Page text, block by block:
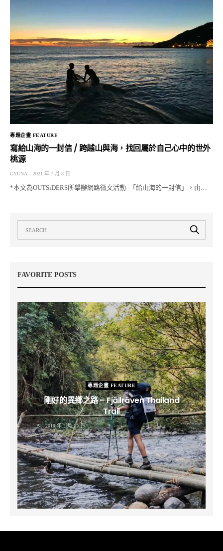
專題企畫 FEATURE
寫給山海的一封信 / 跨越山與海，找回屬於自己心中的世外
桃源
GYUNA 2021 年 7 月 8 日
*本文為OUTSiDERS所舉辦網路徵文活動–「給山海的一封信」，由…
FAVORITE POSTS
專題企畫 FEATURE
剛好的異鄉之路 – Fjällräven Thailand
Trail
B 2019 年 2 月 12 日